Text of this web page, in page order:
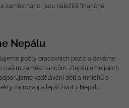
zaměstnanci jsou náležitě finančně
Nepálu
počty pracovních pozic a dáváme
našim zaměstnancům. Zlepšujeme jejich
vzdělávání dětí a mnichů a
na rozvoj a lepší život v Nepálu.